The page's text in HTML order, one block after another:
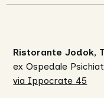
Ristorante Jodok,
ex Ospedale
via Ippocrate 45